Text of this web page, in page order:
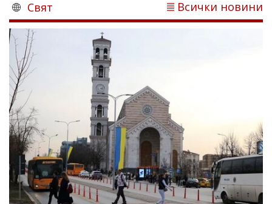
Свят Всички новини